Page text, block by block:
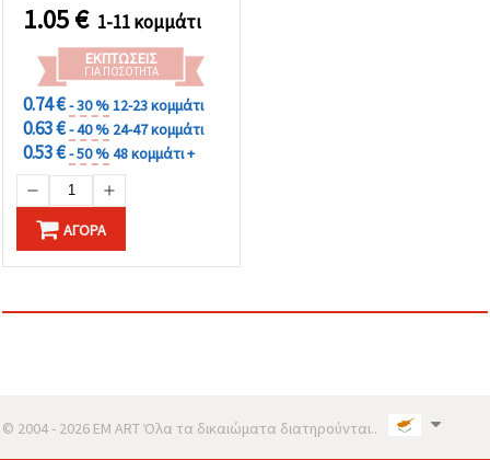
1.05€ 1-11 κομμάτι
ΕΚΠΤΏΣΕΙΣ
ΓΙΑ ΠΟΣΌΤΗΤΑ
0.74 €- 30 %12-23 κομμάτι
0.63 €- 40 % 24-47 κομμάτι
0.53 €- 50 %48 κομμάτι +
ΑΓΟΡΆ
© 2004 - 2026 EM ART Όλα τα δικαιώματα διατηρούνται..